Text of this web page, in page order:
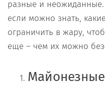
разные и неожиданные.
если можно знать,
ограничить в жару,
еще – чем их можно